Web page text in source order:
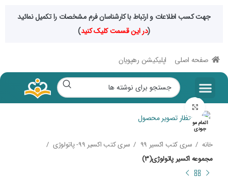
جهت کسب اطلاعات و ارتباط با کارشناسان فرم مشخصات را تکمیل نمائید
(در این قسمت کلیک کنید)
صفحه اصلی اپلیکیشن رهپویان
اتمام مو
جودی
خانه سری کتب اکسیر 99
سری کتب اکسیر 99- پاتولوژی
مجموعه اکسیر پاتولوژی(3)